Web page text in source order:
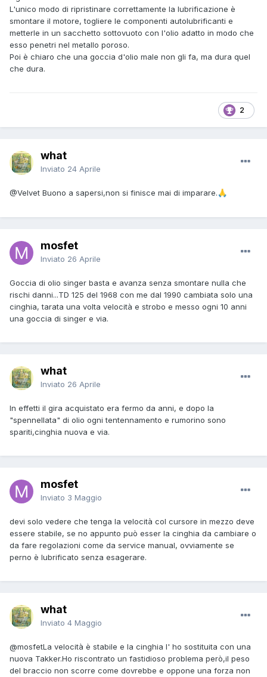
L'unico modo di ripristinare correttamente la lubrificazione è
smontare il motore, togliere le componenti autolubrificanti e
metterle in un sacchetto sottovuoto con l'olio adatto in modo che
esso penetri nel metallo poroso.
Poi è chiaro che una goccia d'olio male non gli fa, ma dura quel
che dura.
2
what
Inviato 24 Aprile
@Velvet Buono a sapersi,non si finisce mai di imparare. 🙏
mosfet
Inviato 26 Aprile
Goccia di olio singer basta e avanza senza smontare nulla che
rischi danni...TD 125 del 1968 con me dal 1990 cambiata solo una
cinghia, tarata una volta velocità e strobo e messo ogni 10 anni
una goccia di singer e via.
what
Inviato 26 Aprile
In effetti il gira acquistato era fermo da anni, e dopo la
"spennellata" di olio ogni tentennamento e rumorino sono
spariti,cinghia nuova e via.
mosfet
Inviato 3 Maggio
devi solo vedere che tenga la velocità col cursore in mezzo deve
essere stabile, se no appunto può esser la cinghia da cambiare o
da fare regolazioni come da service manual, ovviamente se
perno è lubrificato senza esagerare.
what
Inviato 4 Maggio
@mosfetLa velocità è stabile e la cinghia l' ho sostituita con una
nuova Takker.Ho riscontrato un fastidioso problema però,il peso
del braccio non scorre come dovrebbe e oppone una forza non